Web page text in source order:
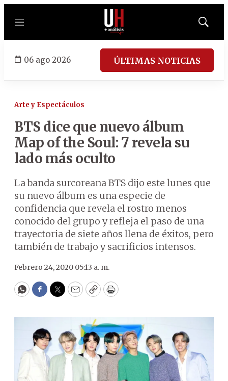
Menú
Mostrar
06 ago 2026 ÚLTIMAS NOTICIAS
Arte y Espectáculos
BTS dice que nuevo álbum
Map of the Soul: 7 revela su
lado más oculto
La banda surcoreana BTS dijo este lunes que
su nuevo álbum es una especie de
confidencia que revela el rostro menos
conocido del grupo y refleja el paso de una
trayectoria de siete años llena de éxitos, pero
también de trabajo y sacrificios intensos.
Febrero 24, 2020 05:13 a. m.
WhatsApp
Facebook
Twitter
EmailCopyPrint